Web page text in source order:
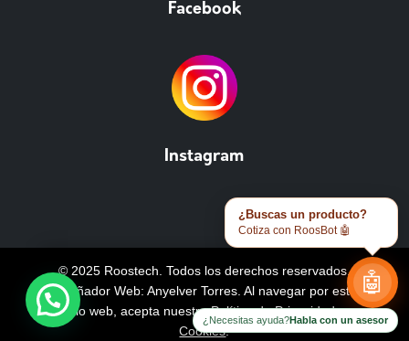
Facebook
Instagram
© 2025 Roostech. Todos los derechos reservados.
Diseñador Web: Anyelver Torres . Al navegar por este
sitio web, acepta nuestraPolítica de Privacidad y
Cookies.
¿Buscas un producto?
Cotiza con RoosBot 🤖
🤖
¿Necesitas ayuda?Habla con un asesor